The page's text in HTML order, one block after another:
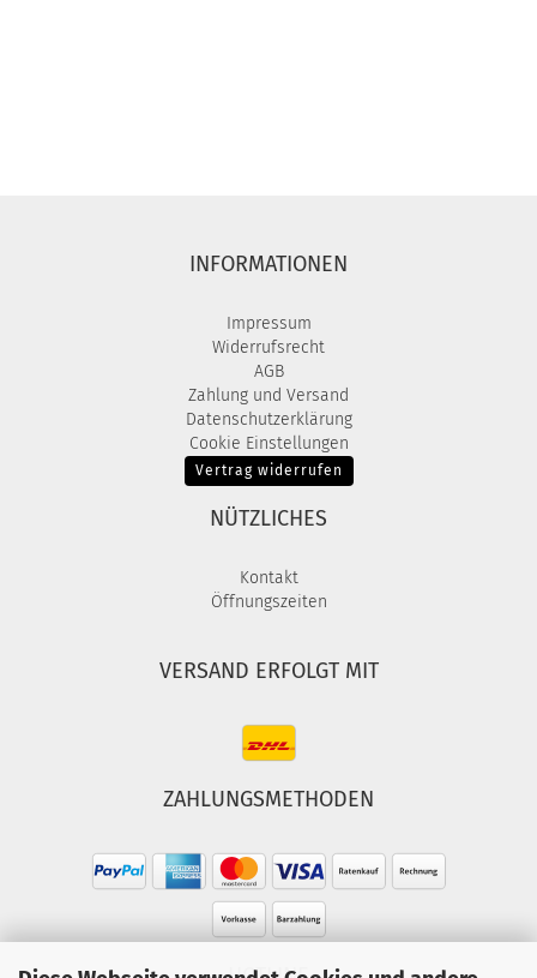
INFORMATIONEN
Impressum
Widerrufsrecht
AGB
Zahlung und Versand
Datenschutzerklärung
Cookie Einstellungen
Vertrag widerrufen
NÜTZLICHES
Kontakt
Öffnungszeiten
VERSAND ERFOLGT MIT
ZAHLUNGSMETHODEN